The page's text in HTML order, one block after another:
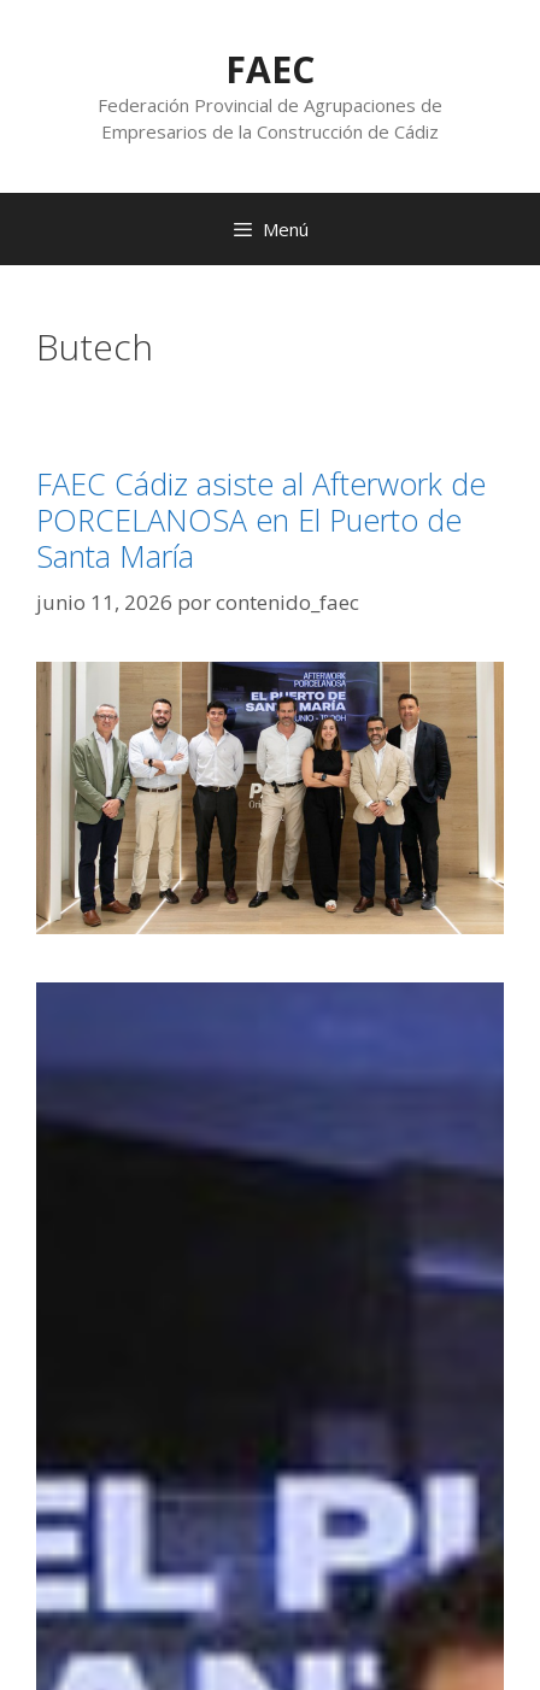
FAEC
Federación Provincial de Agrupaciones de
Empresarios de la Construcción de Cádiz
Menú
Butech
FAEC Cádiz asiste al Afterwork de
PORCELANOSA en El Puerto de
Santa María
junio 11, 2026 porcontenido_faec